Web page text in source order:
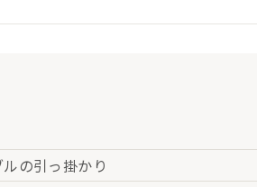
の引っ掛かり